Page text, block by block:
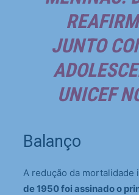
JUNTO
UNICEF
Balanço
A redução da
de 1950 foi assinado o